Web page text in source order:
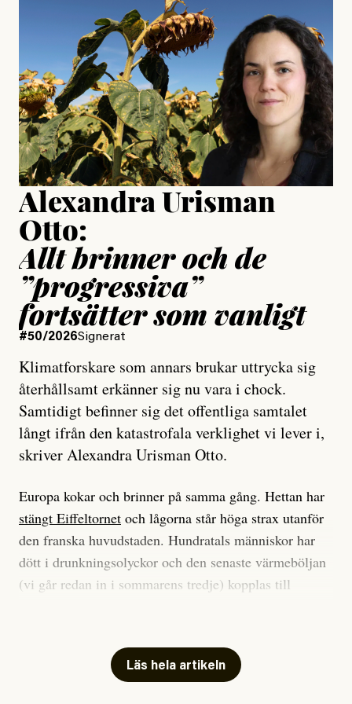
Jonas Lundström
Publicerad24 July, 2026
är ganska politiskt”
Jesper Lundby
Publicerad15 July, 2026
Uppdaterad15 July, 2026
Alexandra Urisman
Otto:
Allt brinner och de
”progressiva”
fortsätter som vanligt
#50/2026Signerat
Klimatforskare som annars brukar uttrycka sig
återhållsamt erkänner sig nu vara i chock.
Samtidigt befinner sig det offentliga samtalet
långt ifrån den katastrofala verklighet vi lever i,
skriver Alexandra Urisman Otto.
Europa kokar och brinner på samma gång. Hettan har
stängt Eiffeltornet och lågorna står höga strax utanför
den franska huvudstaden. Hundratals människor har
dött i drunkningsolyckor och den senaste värmeböljan
(vi går redan in i sommarens tredje) kopplas till
Har du också panik i hettan? Känns det som en
mardröm? Bra, allt annat vore fullständigt orimligt.
Läs hela artikeln